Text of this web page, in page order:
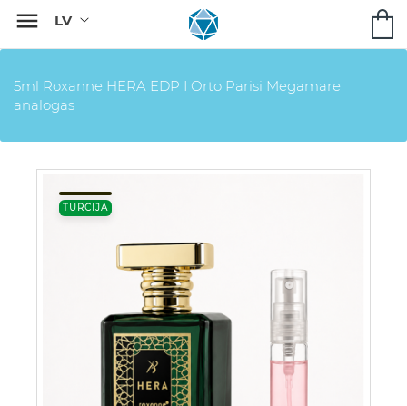

5ml Roxanne HERA EDP I Orto Parisi Megamare
analogas
TURCIJA